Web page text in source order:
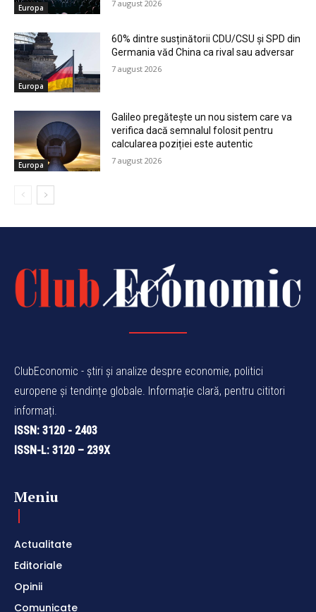
rezidențial One Floreasca City
Penurie sau construcția unei percepții care justifică
prețuri mai mari în România?
Politica de cookies
Termeni și Condiții
Politica de Confidențialitate
ClubEconomic @2026